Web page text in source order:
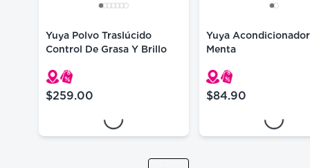
Yuya Polvo Traslúcido
Control De Grasa Y Brillo
$259.00
precio actual $259.00
Loading...
Yuya Acondicionador
Menta
$84.90
precio actual
Loading...